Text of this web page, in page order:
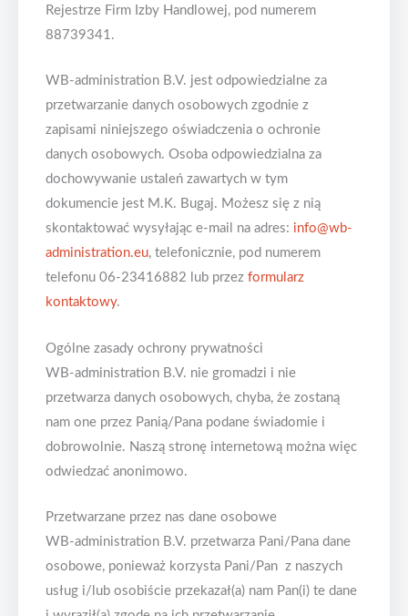
Rejestrze Firm Izby Handlowej, pod numerem
88739341.
WB-administration B.V. jest odpowiedzialne za
przetwarzanie danych osobowych zgodnie z
zapisami niniejszego oświadczenia o ochronie
danych osobowych. Osoba odpowiedzialna za
dochowywanie ustaleń zawartych w tym
dokumencie jest M.K. Bugaj. Możesz się z nią
skontaktować wysyłając e-mail na adres: info@wb-
administration.eu, telefonicznie, pod numerem
telefonu 06-23416882 lub przez formularz
kontaktowy.
Ogólne zasady ochrony prywatności
WB-administration B.V. nie gromadzi i nie
przetwarza danych osobowych, chyba, że zostaną
nam one przez Panią/Pana podane świadomie i
dobrowolnie. Naszą stronę internetową można więc
odwiedzać anonimowo.
Przetwarzane przez nas dane osobowe
WB-administration B.V. przetwarza Pani/Pana dane
osobowe, ponieważ korzysta Pani/Pan z naszych
usług i/lub osobiście przekazał(a) nam Pan(i) te dane